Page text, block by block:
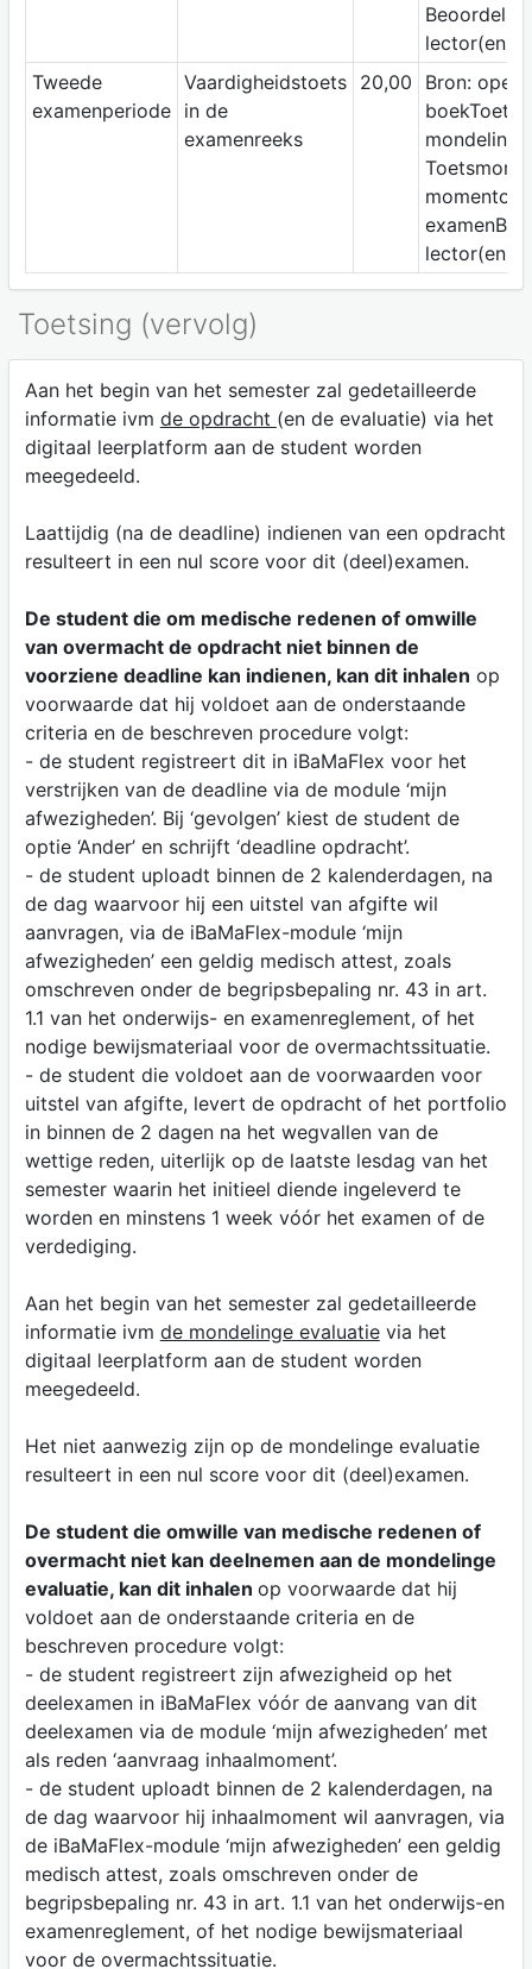
lector(en)
Tweede
examenperiode
Vaardigheidstoets
in de
examenreeks
20,00
Bron: open
mondeling
lector(en)
Toetsing (vervolg)
Aan het begin van het semester zal gedetailleerde
informatie ivm de opdracht (en de evaluatie) via het
digitaal leerplatform aan de student worden
meegedeeld.
Laattijdig (na de deadline) indienen van een opdracht
resulteert in een nul score voor dit (deel)examen.
De student die om medische redenen of omwille
van overmacht de opdracht niet binnen de
voorziene deadline kan indienen, kan dit inhalen op
voorwaarde dat hij voldoet aan de onderstaande
criteria en de beschreven procedure volgt:
- de student registreert dit in iBaMaFlex voor het
verstrijken van de deadline via de module ‘mijn
afwezigheden’. Bij ‘gevolgen’ kiest de student de
optie ‘Ander’ en schrijft ‘deadline opdracht’.
- de student uploadt binnen de 2 kalenderdagen, na
de dag waarvoor hij een uitstel van afgifte wil
aanvragen, via de iBaMaFlex-module ‘mijn
afwezigheden’ een geldig medisch attest, zoals
omschreven onder de begripsbepaling nr. 43 in art.
1.1 van het onderwijs- en examenreglement, of het
nodige bewijsmateriaal voor de overmachtssituatie.
- de student die voldoet aan de voorwaarden voor
uitstel van afgifte, levert de opdracht of het portfolio
in binnen de 2 dagen na het wegvallen van de
wettige reden, uiterlijk op de laatste lesdag van het
semester waarin het initieel diende ingeleverd te
worden en minstens 1 week vóór het examen of de
verdediging.
Aan het begin van het semester zal gedetailleerde
informatie ivm de mondelinge evaluatievia het
digitaal leerplatform aan de student worden
meegedeeld.
Het niet aanwezig zijn op de mondelinge evaluatie
resulteert in een nul score voor dit (deel)examen.
De student die omwille van medische redenen of
overmacht niet kan deelnemen aan de mondelinge
evaluatie, kan dit inhalen op voorwaarde dat hij
voldoet aan de onderstaande criteria en de
beschreven procedure volgt:
- de student registreert zijn afwezigheid op het
deelexamen in iBaMaFlex vóór de aanvang van dit
deelexamen via de module ‘mijn afwezigheden’ met
als reden ‘aanvraag inhaalmoment’.
- de student uploadt binnen de 2 kalenderdagen, na
de dag waarvoor hij inhaalmoment wil aanvragen, via
de iBaMaFlex-module ‘mijn afwezigheden’ een geldig
medisch attest, zoals omschreven onder de
begripsbepaling nr. 43 in art. 1.1 van het onderwijs-en
examenreglement, of het nodige bewijsmateriaal
voor de overmachtssituatie.